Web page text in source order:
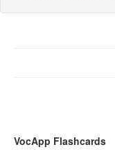
VocApp Flashcards